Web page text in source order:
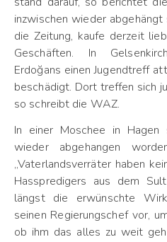
inzwischen wieder
die Zeitung, kaufe derzeit
Geschäften. In
Erdoğans einen Jugendtreff
beschädigt. Dort treffen sich
so schreibt die WAZ.
In einer Moschee in Hagen
wieder abgehangen
„Vaterlandsverräter haben
Hasspredigers aus dem
längst die erwünschte
seinen Regierungschef vor,
ob ihm das alles zu weit